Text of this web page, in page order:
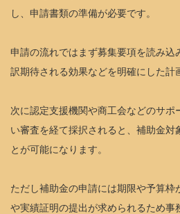
し、申請書類の準備が必要です。
申請の流れではまず募集要項を読み込
訳期待される効果などを明確にした計
次に認定支援機関や商工会などのサポ
い審査を経て採択されると、補助金対
とが可能になります。
ただし補助金の申請には期限や予算枠
や実績証明の提出が求められるため事